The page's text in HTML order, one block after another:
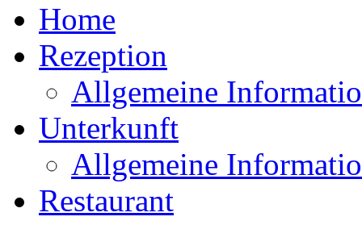
Home
Rezeption
Allgemeine
Unterkunft
Allgemeine
Restaurant